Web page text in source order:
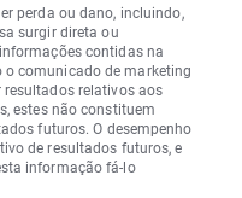
perda ou dano, incluindo,
surgir direta ou
contidas na
comunicado de marketing
relativos aos
estes não constituem
futuros. O desempenho
de resultados futuros, e
informação fá-lo